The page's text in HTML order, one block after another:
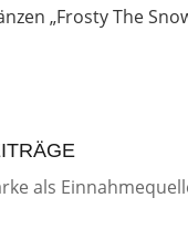
„Frosty The
als